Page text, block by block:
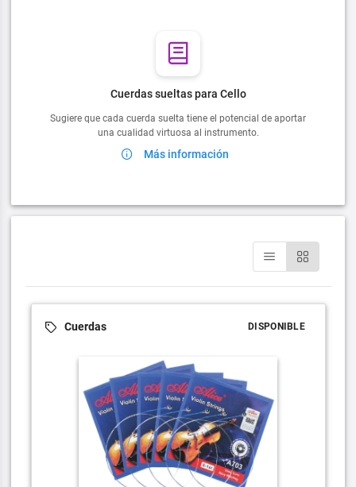
Cuerdas sueltas para Cello
Sugiere que cada cuerda suelta tiene el potencial de aportar
una cualidad virtuosa al instrumento.
Más información
Cuerdas DISPONIBLE